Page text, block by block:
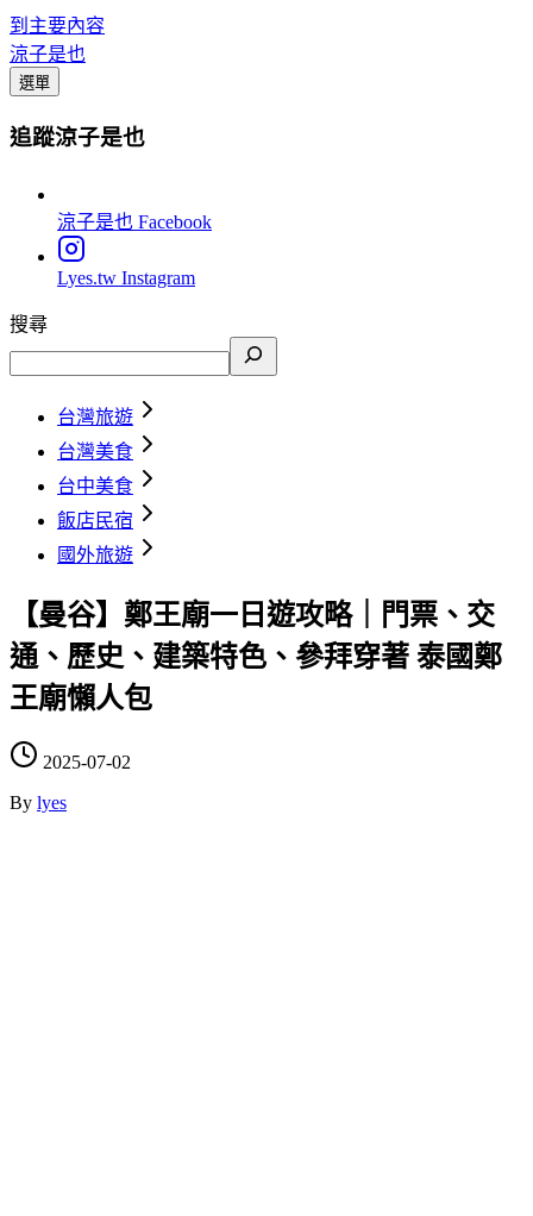
到主要內容
涼子是也
選單
追蹤涼子是也
涼子是也 Facebook
Lyes.tw Instagram
搜尋
台灣旅遊
台灣美食
台中美食
飯店民宿
國外旅遊
【曼谷】鄭王廟一日遊攻略｜門票、交
通、歷史、建築特色、參拜穿著 泰國鄭
王廟懶人包
2025-07-02
By lyes